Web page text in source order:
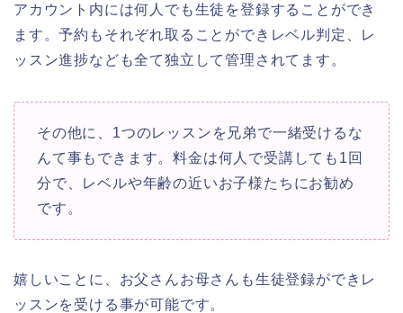
アカウント内には何人でも生徒を登録することができ
ます。予約もそれぞれ取ることができレベル判定、レ
ッスン進捗なども全て独立して管理されてます。
その他に、1つのレッスンを兄弟で一緒受けるな
んて事もできます。料金は何人で受講しても1回
分で、レベルや年齢の近いお子様たちにお勧め
です。
嬉しいことに、お父さんお母さんも生徒登録ができレ
ッスンを受ける事が可能です。